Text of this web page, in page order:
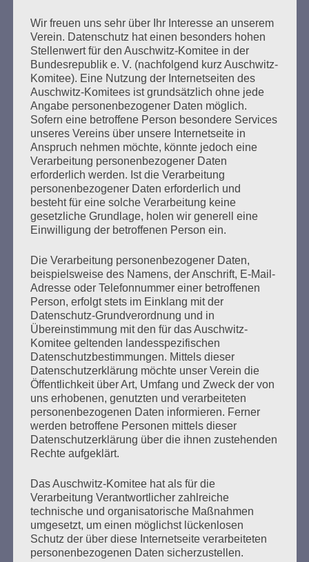
spricht
Erstellt am8. Dezember 2024
Ein Buch zum 100. Geburtstag von Esther Bejarano. Hrsg.
vom Auschwitz-Komitee in der Bundesrepublik
Deutschland e. V., Zusammengestellt von Helga Obens
und Susanne Kondoch-Klockow, mit einem Beitrag von
Detlef Garbe
mehr ...
Seitennummerierung
der
Beiträge
Zurück 4 Weiter
Ich appelliere an alle Menschen:
Bitte, bitte schweigt nicht
wenn ihr Unrecht seht.
Esther Bejarano
Wir freuen uns sehr über Ihr Interesse an unserem
Verein. Datenschutz hat einen besonders hohen
Stellenwert für den Auschwitz-Komitee in der
Bundesrepublik e. V. (nachfolgend kurz Auschwitz-
Komitee). Eine Nutzung der Internetseiten des
Auschwitz-Komitees ist grundsätzlich ohne jede
Angabe personenbezogener Daten möglich.
Sofern eine betroffene Person besondere Services
unseres Vereins über unsere Internetseite in
Anspruch nehmen möchte, könnte jedoch eine
Verarbeitung personenbezogener Daten
erforderlich werden. Ist die Verarbeitung
personenbezogener Daten erforderlich und
besteht für eine solche Verarbeitung keine
gesetzliche Grundlage, holen wir generell eine
Einwilligung der betroffenen Person ein.
Die Verarbeitung personenbezogener Daten,
beispielsweise des Namens, der Anschrift, E-Mail-
Adresse oder Telefonnummer einer betroffenen
Person, erfolgt stets im Einklang mit der
Datenschutz-Grundverordnung und in
Übereinstimmung mit den für das Auschwitz-
Komitee geltenden landesspezifischen
Datenschutzbestimmungen. Mittels dieser
Datenschutzerklärung möchte unser Verein die
Öffentlichkeit über Art, Umfang und Zweck der von
uns erhobenen, genutzten und verarbeiteten
personenbezogenen Daten informieren. Ferner
werden betroffene Personen mittels dieser
Datenschutzerklärung über die ihnen zustehenden
Rechte aufgeklärt.
Das Auschwitz-Komitee hat als für die
Verarbeitung Verantwortlicher zahlreiche
technische und organisatorische Maßnahmen
umgesetzt, um einen möglichst lückenlosen
Schutz der über diese Internetseite verarbeiteten
personenbezogenen Daten sicherzustellen.